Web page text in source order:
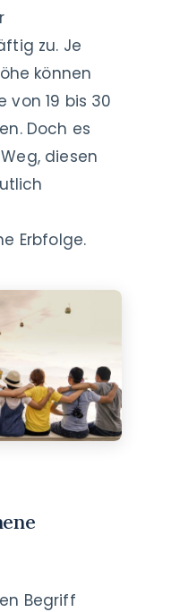
zu. Je
können
von 19 bis 30
Doch es
diesen
Erbfolge.
Begriff